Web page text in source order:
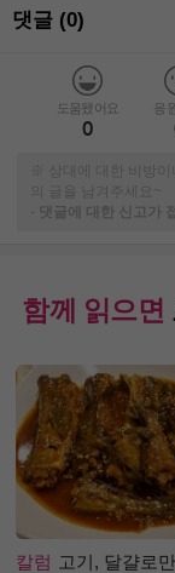
댓글 (0)
도움됐어요
0
응
※ 상대에 대한 비방이
의 글을 남겨주세요~
-
댓글에 대한 신고가
함께 읽으면
칼럼 고기, 달걀로